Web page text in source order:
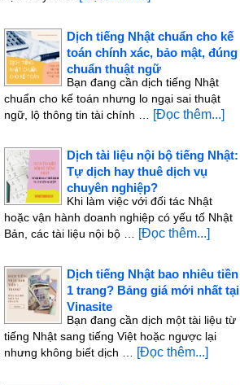
Dịch tiếng Nhật chuẩn cho kế
toán chính xác, bảo mật, đúng
chuẩn thuật ngữ
Bạn đang cần dịch tiếng Nhật
chuẩn cho kế toán nhưng lo ngại sai thuật
ngữ, lộ thông tin tài chính …
[Đọc thêm...]
Dịch tài liệu nội bộ tiếng Nhật:
Tự dịch hay thuê dịch vụ
chuyên nghiệp?
Khi làm việc với đối tác Nhật
hoặc vận hành doanh nghiệp có yếu tố Nhật
Bản, các tài liệu nội bộ …
[Đọc thêm...]
Dịch tiếng Nhật bao nhiêu tiền
1 trang? Bảng giá mới nhất tại
Vinasite
Bạn đang cần dịch một tài liệu từ
tiếng Nhật sang tiếng Việt hoặc ngược lại
nhưng không biết dịch …
[Đọc thêm...]